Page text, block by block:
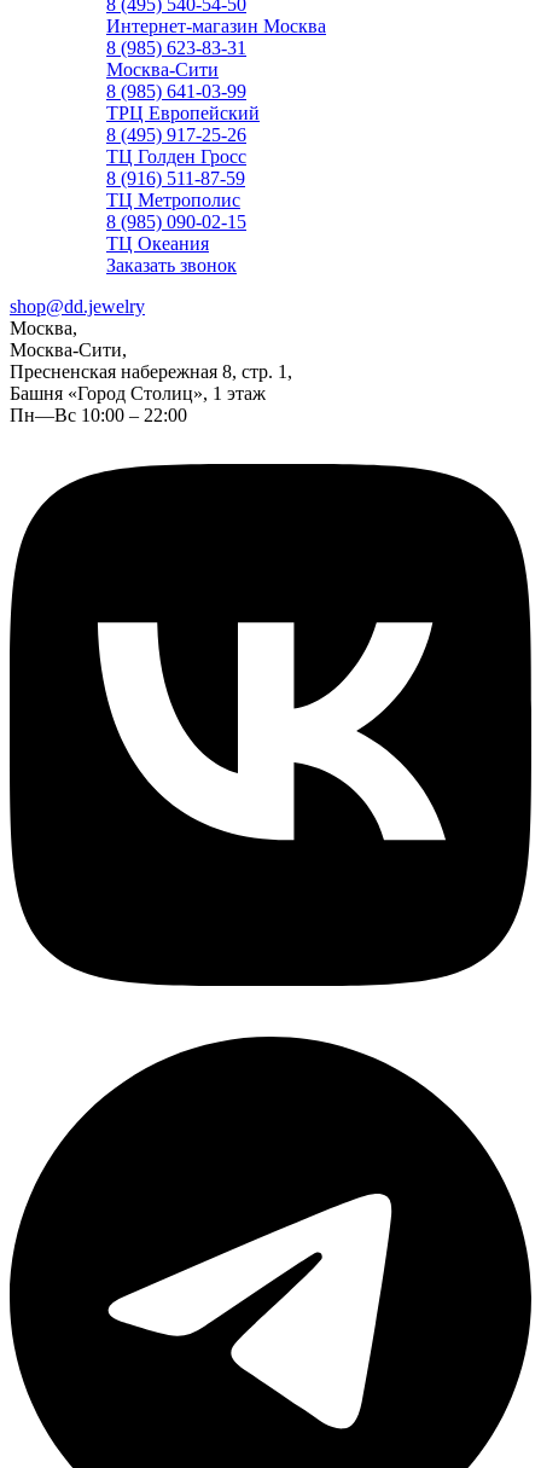
8 (495) 540-54-50
Интернет-магазин Москва
8 (985) 623-83-31
Москва-Сити
8 (985) 641-03-99
ТРЦ Европейский
8 (495) 917-25-26
ТЦ Голден Гросс
8 (916) 511-87-59
ТЦ Метрополис
8 (985) 090-02-15
ТЦ Океания
Заказать звонок
shop@dd.jewelry
Москва,
Москва-Сити,
Пресненская набережная 8, стр. 1,
Башня «Город Столиц», 1 этаж
Пн—Вс 10:00 – 22:00